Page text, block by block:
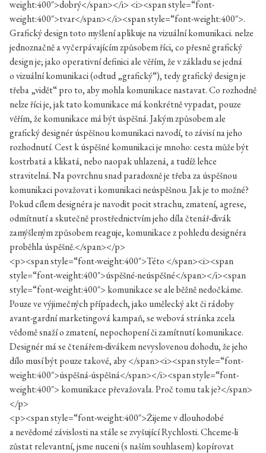
weight:400″>dobrý</span></i> <i><span style=“font-
weight:400″>tvar</span></i><span style=“font-weight:400″>.
Grafický design toto myšlení aplikuje na vizuální komunikaci. nelze
jednoznačně a vyčerpávajícím způsobem říci, co přesně grafický
design je; jako operativní definici ale věřím, že v základu se jedná
o vizuální komunikaci (odtud „grafický“), tedy grafický design je
třeba „vidět“ pro to, aby mohla komunikace nastavat. Co rozhodně
nelze říci je, jak tato komunikace má konkrétně vypadat, pouze
věřím, že komunikace má být úspěšná. Jakým způsobem ale
grafický designér úspěšnou komunikaci navodí, to závisí na jeho
rozhodnutí. Cest k úspěšné komunikaci je mnoho: cesta může být
kostrbatá a klikatá, nebo naopak uhlazená, a tudíž lehce
stravitelná. Na povrchnu snad paradoxně je třeba za úspěšnou
komunikaci považovat i komunikaci neúspěšnou. Jak je to možné?
Pokud cílem designéra je navodit pocit strachu, zmatení, agrese,
odmítnutí a skutečně prostřednictvím jeho díla čtenář-divák
zamýšleným způsobem reaguje, komunikace z pohledu designéra
proběhla úspěšně.</span></p>
<p><span style=“font-weight:400″>Této </span><i><span
style=“font-weight:400″>úspěšné-neúspěšné</span></i><span
style=“font-weight:400″> komunikace se ale běžně nedočkáme.
Pouze ve výjimečných případech, jako umělecký akt či rádoby
avant-gardní marketingová kampaň, se webová stránka zcela
vědomě snaží o zmatení, nepochopení či zamítnutí komunikace.
Designér má se čtenářem-divákem nevyslovenou dohodu, že jeho
dílo musí být pouze takové, aby </span><i><span style=“font-
weight:400″>úspěšná-úspěšná</span></i><span style=“font-
weight:400″> komunikace převažovala. Proč tomu tak je?</span>
</p>
<p><span style=“font-weight:400″>Žijeme v dlouhodobé
a nevědomé závislosti na stále se zvyšující Rychlosti. Chceme-li
zůstat relevantní, jsme nuceni (s naším souhlasem) kopírovat